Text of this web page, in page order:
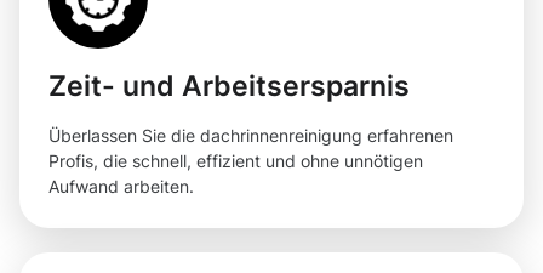
Zeit- und Arbeitsersparnis
Überlassen Sie die dachrinnenreinigung erfahrenen
Profis, die schnell, effizient und ohne unnötigen
Aufwand arbeiten.